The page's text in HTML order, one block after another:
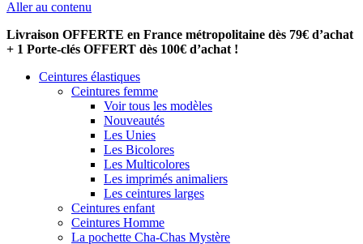
Aller au contenu
Livraison OFFERTE en France métropolitaine dès 79€ d’achat
+ 1 Porte-clés OFFERT dès 100€ d’achat !
Ceintures élastiques
Ceintures femme
Voir tous les modèles
Nouveautés
Les Unies
Les Bicolores
Les Multicolores
Les imprimés animaliers
Les ceintures larges
Ceintures enfant
Ceintures Homme
La pochette Cha-Chas Mystère